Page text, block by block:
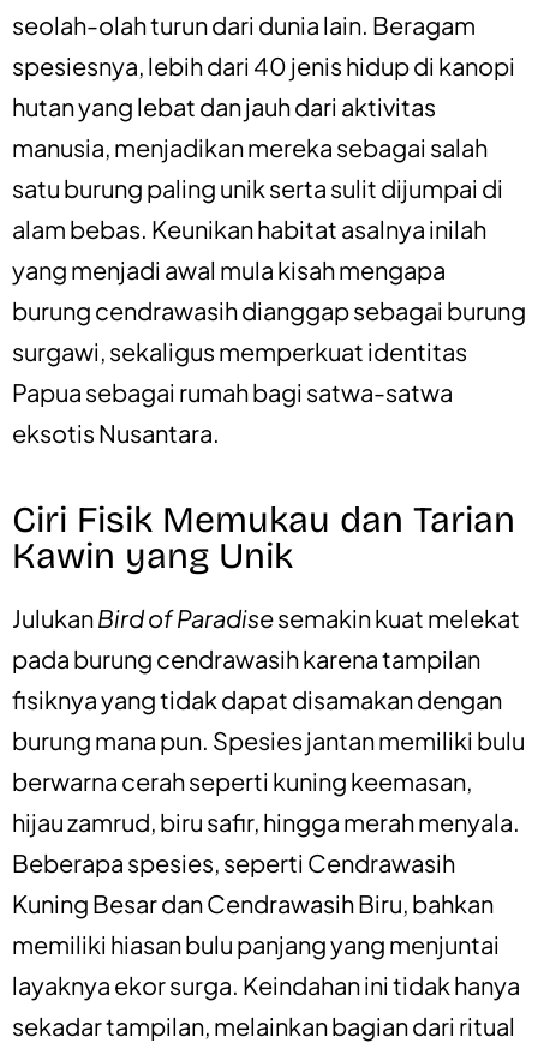
seolah-olah turun dari dunia lain. Beragam
spesiesnya, lebih dari 40 jenis hidup di kanopi
hutan yang lebat dan jauh dari aktivitas
manusia, menjadikan mereka sebagai salah
satu burung paling unik serta sulit dijumpai di
alam bebas. Keunikan habitat asalnya inilah
yang menjadi awal mula kisah mengapa
burung cendrawasih dianggap sebagai burung
surgawi, sekaligus memperkuat identitas
Papua sebagai rumah bagi satwa-satwa
eksotis Nusantara.
Ciri Fisik Memukau dan Tarian
Kawin yang Unik
JulukanBird of Paradisesemakin kuat melekat
pada burung cendrawasih karena tampilan
fisiknya yang tidak dapat disamakan dengan
burung mana pun. Spesies jantan memiliki bulu
berwarna cerah seperti kuning keemasan,
hijau zamrud, biru safir, hingga merah menyala.
Beberapa spesies, seperti Cendrawasih
Kuning Besar dan Cendrawasih Biru, bahkan
memiliki hiasan bulu panjang yang menjuntai
layaknya ekor surga. Keindahan ini tidak hanya
sekadar tampilan, melainkan bagian dari ritual